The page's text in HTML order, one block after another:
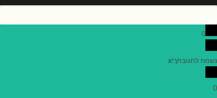
0
נשמח לתגובתך!x
(
)